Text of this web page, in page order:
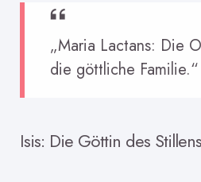
„Maria Lactans: Die
die göttliche Familie.“
Isis: Die Göttin des